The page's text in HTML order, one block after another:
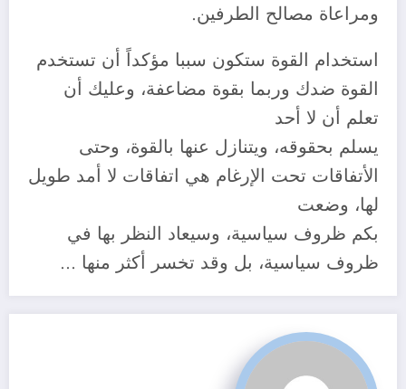
ومراعاة مصالح الطرفين.
استخدام القوة ستكون سببا مؤكداً أن تستخدم
القوة ضدك وربما بقوة مضاعفة، وعليك أن
تعلم أن لا أحد
يسلم بحقوقه، ويتنازل عنها بالقوة، وحتى
الأتفاقات تحت الإرغام هي اتفاقات لا أمد طويل
لها، وضعت
بكم ظروف سياسية، وسيعاد النظر بها في
ظروف سياسية، بل وقد تخسر أكثر منها …